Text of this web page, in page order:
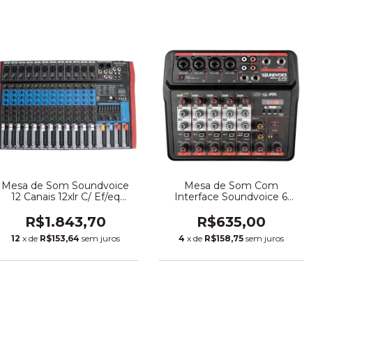
Mesa de Som Soundvoice
12 Canais 12xlr C/ Ef/eq
R$1.843,70
12 x de R$153,64 sem juros
Mesa de Som Com
Interface Soundvoice 6
R$635,00
4 x de R$158,75 sem juros